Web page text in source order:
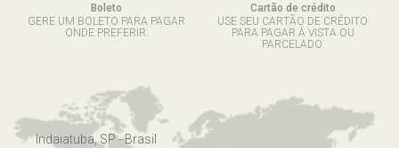
Boleto
GERE UM BOLETO PARA PAGAR
ONDE PREFERIR.
Cartão de crédito
USE SEU CARTÃO DE CRÉDITO
PARA PAGAR À VISTA OU
PARCELADO.
Indaiatuba, SP - Brasil